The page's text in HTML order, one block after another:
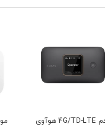
مودم 4G LTE / TD-LTE